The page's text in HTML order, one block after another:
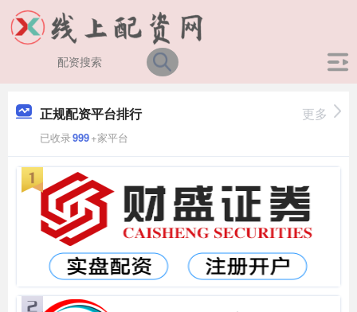
正规配资平台排行
已收录999+家平台
更多